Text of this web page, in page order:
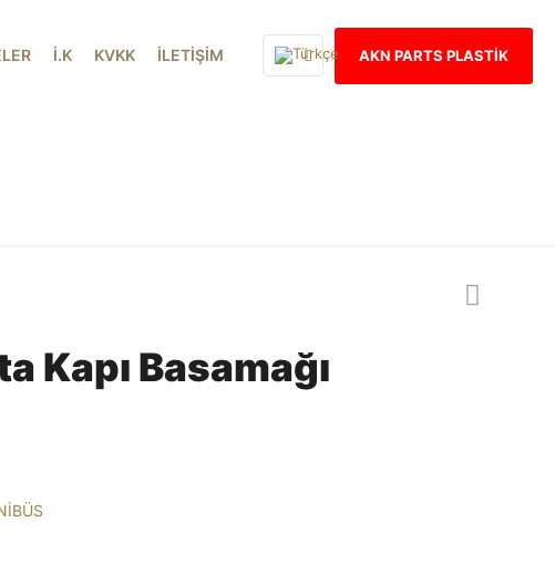
İ.K KVKK İLETİŞİM AKN PARTS PLASTİK
Kapı Basamağı